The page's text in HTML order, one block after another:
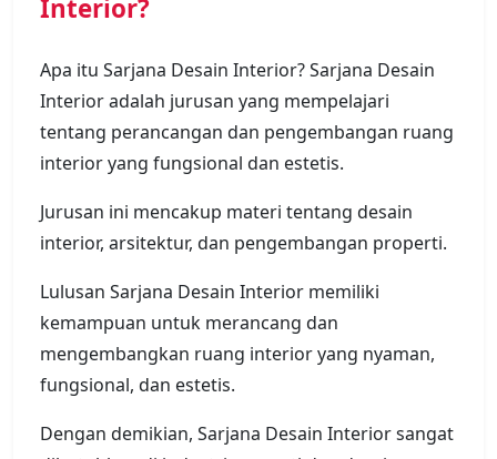
Interior?
Apa itu Sarjana Desain Interior? Sarjana Desain
Interior adalah jurusan yang mempelajari
tentang perancangan dan pengembangan ruang
interior yang fungsional dan estetis.
Jurusan ini mencakup materi tentang desain
interior, arsitektur, dan pengembangan properti.
Lulusan Sarjana Desain Interior memiliki
kemampuan untuk merancang dan
mengembangkan ruang interior yang nyaman,
fungsional, dan estetis.
Dengan demikian, Sarjana Desain Interior sangat